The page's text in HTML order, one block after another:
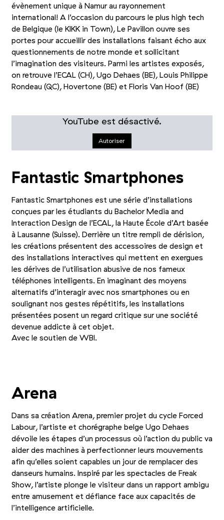
évènement unique à Namur au rayonnement
international! A l’occasion du parcours le plus high tech
de Belgique (le KIKK in Town), Le Pavillon ouvre ses
portes pour accueillir des installations faisant écho aux
questionnements de notre monde et sollicitant
l’imagination des visiteurs. Parmi les artistes exposés,
on retrouve l’ECAL (CH), Ugo Dehaes (BE), Louis Philippe
Rondeau (QC), Hovertone (BE) et Floris Van Hoof (BE)
YouTube est désactivé.
Autoriser
Fantastic Smartphones
Fantastic Smartphones est une série d’installations
conçues par les étudiants du Bachelor Media and
Interaction Design de l’ECAL, la Haute École d’Art basée
à Lausanne (Suisse). Derrière un titre rempli de dérision,
les créations présentent des accessoires de design et
des installations interactives qui mettent en exergues
les dérives de l’utilisation abusive de nos fameux
téléphones intelligents. En imaginant des moyens
alternatifs d’interagir avec nos smartphones ou en
soulignant nos gestes répétitifs, les installations
présentées posent un regard critique sur une société
devenue addicte à cet objet.
Avec le soutien de WBI.
Arena
Dans sa création Arena, premier projet du cycle Forced
Labour, l’artiste et chorégraphe belge Ugo Dehaes
dévoile les étapes d’un processus où l’action du public va
aider des machines à perfectionner leurs mouvements
afin qu’elles soient capables un jour de remplacer des
danseurs humains. Inspiré par les spectacles de Freak
Show, l’artiste plonge le visiteur dans un rapport ambigu
entre amusement et défiance face aux capacités de
l’intelligence artificielle.